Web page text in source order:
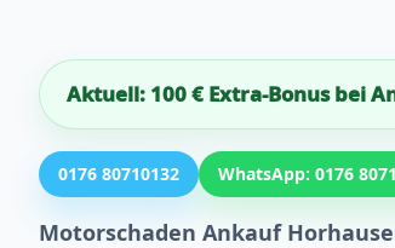
Aktuell: 100 € Extra-Bonus bei
0176 80710132 WhatsApp: 0176
Motorschaden Ankauf